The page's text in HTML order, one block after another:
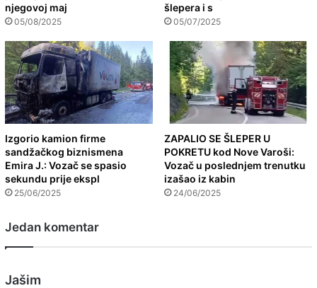
njegovoj maj
05/08/2025
šlepera i s
05/07/2025
Izgorio kamion firme
sandžačkog biznismena
Emira J.: Vozač se spasio
sekundu prije ekspl
25/06/2025
ZAPALIO SE ŠLEPER U
POKRETU kod Nove Varoši:
Vozač u poslednjem trenutku
izašao iz kabin
24/06/2025
Jedan komentar
Jašim